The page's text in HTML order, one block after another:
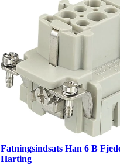
Fatningsindsats Han 6 B
Harting